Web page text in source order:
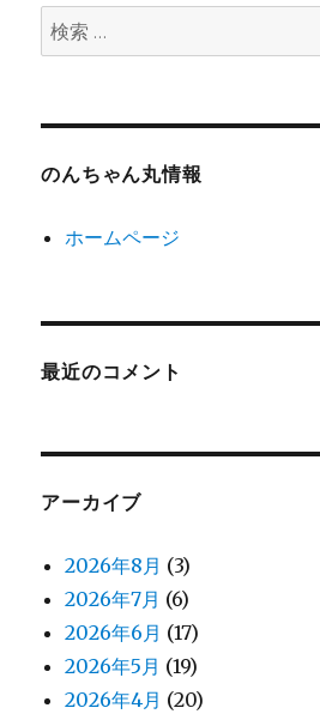
検
索:
のんちゃん丸情報
ホームページ
最近のコメント
アーカイブ
2026年8月 (3)
2026年7月 (6)
2026年6月 (17)
2026年5月 (19)
2026年4月 (20)